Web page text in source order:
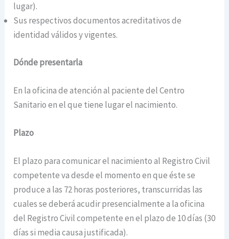
lugar).
Sus respectivos documentos acreditativos de
identidad válidos y vigentes.
Dónde presentarla
En la oficina de atención al paciente del Centro
Sanitario en el que tiene lugar el nacimiento.
Plazo
El plazo para comunicar el nacimiento al Registro Civil
competente va desde el momento en que éste se
produce a las 72 horas posteriores, transcurridas las
cuales se deberá acudir presencialmente a la oficina
del Registro Civil competente en el plazo de 10 días (30
días si media causa justificada).